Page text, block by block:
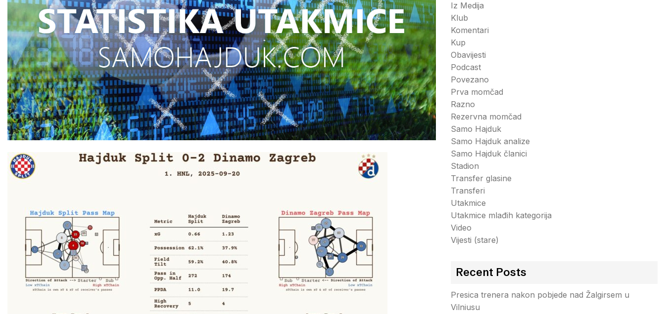
Iz Medija
Klub
Komentari
Kup
Obavijesti
Podcast
Povezano
Prva momčad
Razno
Rezervna momčad
Samo Hajduk
Samo Hajduk analize
Samo Hajduk članici
Stadion
Transfer glasine
Transferi
Utakmice
Utakmice mlađih kategorija
Video
Vijesti (stare)
Recent Posts
Presica trenera nakon pobjede nad Žalgirsem u
Vilniusu